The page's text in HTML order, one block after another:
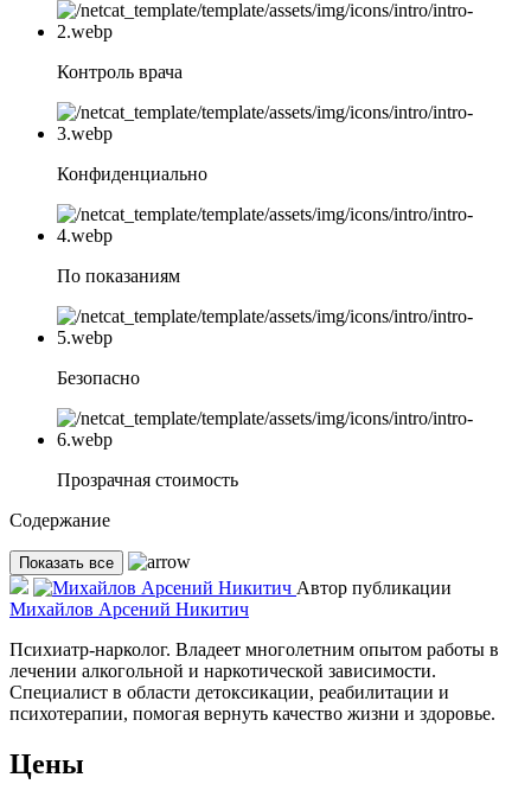
Контроль врача
Конфиденциально
По показаниям
Безопасно
Прозрачная стоимость
Содержание
Показать все
Автор публикации
Михайлов Арсений Никитич
Психиатр-нарколог. Владеет многолетним опытом работы в
лечении алкогольной и наркотической зависимости.
Специалист в области детоксикации, реабилитации и
психотерапии, помогая вернуть качество жизни и здоровье.
Цены